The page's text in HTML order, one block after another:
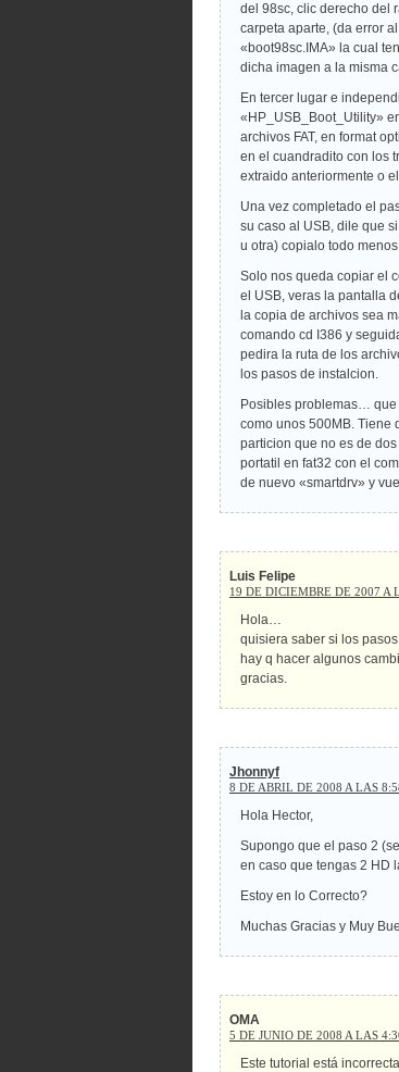
del 98sc, clic derecho del
carpeta aparte, (da error
«boot98sc.IMA» la cual
dicha imagen a la misma
En tercer lugar e
«HP_USB_Boot_Utility»
archivos FAT, en format
en el cuandradito con los
extraido anteriormente o
Una vez completado el
su caso al USB, dile que
u otra) copialo todo
Solo nos queda copiar el
el USB, veras la pantalla
la copia de archivos sea
comando cd I386 y
pedira la ruta de los
los pasos de instalcion.
Posibles problemas…
como unos 500MB. Tiene
particion que no es de
portatil en fat32 con el
de nuevo «smartdrv» y
Luis Felipe
19 DE DICIEMBRE DE 2007 A
Hola…
quisiera saber si los
hay q hacer algunos
gracias.
Jhonnyf
8 DE ABRIL DE 2008 A LAS
Hola Hector,
Supongo que el paso 2
en caso que tengas 2 HD
Estoy en lo Correcto?
Muchas Gracias y Muy
OMA
5 DE JUNIO DE 2008 A LAS
Este tutorial está